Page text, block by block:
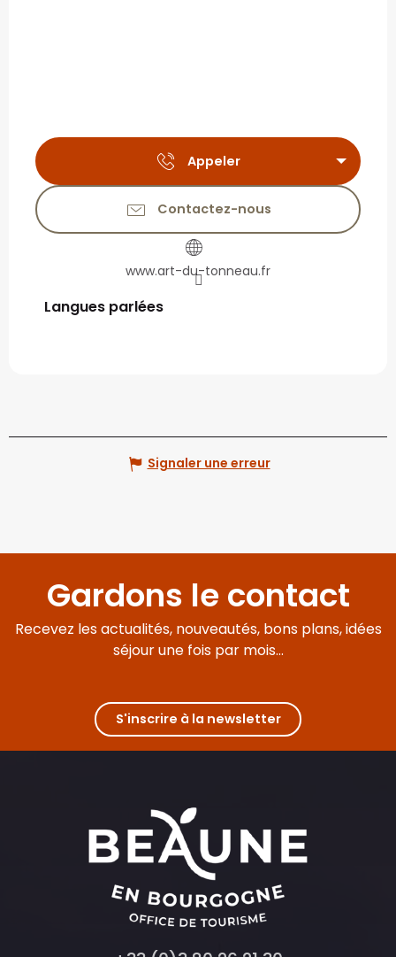
Appeler
Contactez-nous
www.art-du-tonneau.fr
Langues parlées
Langues parlées
Signaler une erreur
Gardons le contact
Recevez les actualités, nouveautés, bons plans, idées
séjour une fois par mois...
S'inscrire à la newsletter